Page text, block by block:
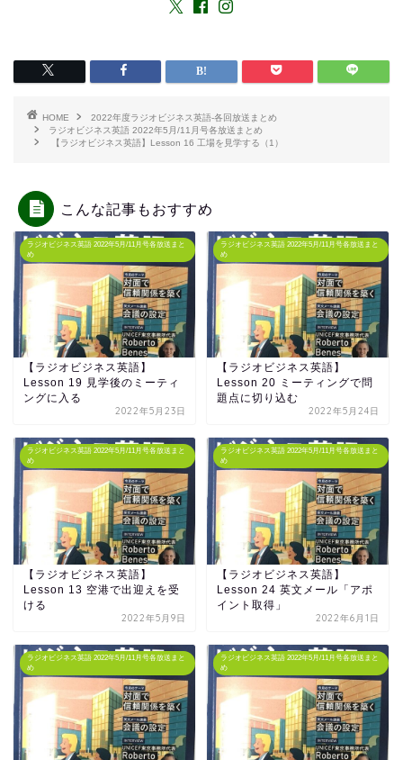
HOME
2022年度ラジオビジネス英語-各回放送まとめ
ラジオビジネス英語 2022年5月/11月号各放送まとめ
【ラジオビジネス英語】Lesson 16 工場を見学する（1）
こんな記事もおすすめ
ラジオビジネス英語 2022年5月/11月号各放送まと
め
【ラジオビジネス英語】
Lesson 19 見学後のミーティ
ングに入る
2022年5月23日
ラジオビジネス英語 2022年5月/11月号各放送まと
め
【ラジオビジネス英語】
Lesson 20 ミーティングで問
題点に切り込む
2022年5月24日
ラジオビジネス英語 2022年5月/11月号各放送まと
め
【ラジオビジネス英語】
Lesson 13 空港で出迎えを受
ける
2022年5月9日
ラジオビジネス英語 2022年5月/11月号各放送まと
め
【ラジオビジネス英語】
Lesson 24 英文メール「アポ
イント取得」
2022年6月1日
ラジオビジネス英語 2022年5月/11月号各放送まと
め
ラジオビジネス英語 2022年5月/11月号各放送まと
め